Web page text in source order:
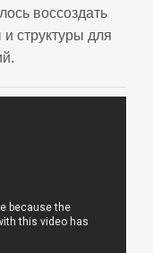
воссоздать
структуры для